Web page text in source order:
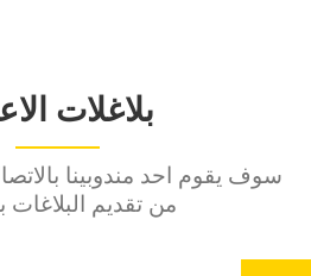
بلاغلات
من تقديم